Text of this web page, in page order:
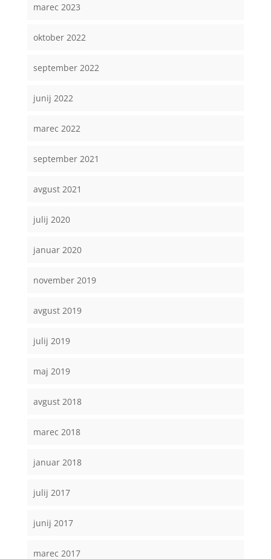
marec 2023
oktober 2022
september 2022
junij 2022
marec 2022
september 2021
avgust 2021
julij 2020
januar 2020
november 2019
avgust 2019
julij 2019
maj 2019
avgust 2018
marec 2018
januar 2018
julij 2017
junij 2017
marec 2017